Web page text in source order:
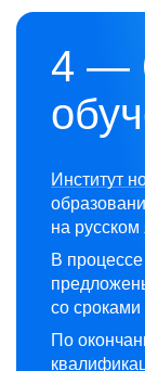
4 —
Институт
на русском
В
со сроками
По